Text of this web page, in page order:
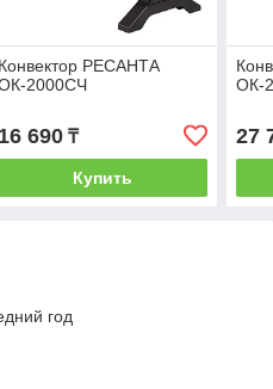
Конвектор РЕСАНТА
2000СЧ
16 690₸
Купить
ОК-
27
год